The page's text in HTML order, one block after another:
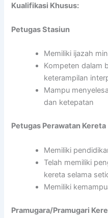
Kualifikasi Khusus:
Petugas Stasiun
Memiliki ijazah
Kompeten dalam
keterampilan
Mampu
dan ketepatan
Petugas Perawatan Kereta
Memiliki
Telah memiliki
kereta selama
Memiliki
Pramugara/Pramugari